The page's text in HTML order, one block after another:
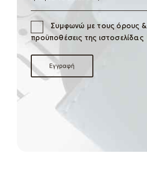
Συμφωνώ με τους όρους &
προϋποθέσεις της ιστοσελίδας